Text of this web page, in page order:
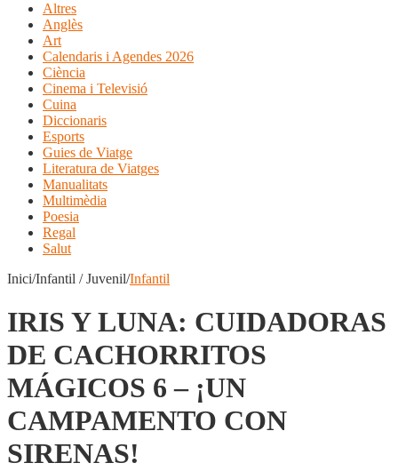
Altres
Anglès
Art
Calendaris i Agendes 2026
Ciència
Cinema i Televisió
Cuina
Diccionaris
Esports
Guies de Viatge
Literatura de Viatges
Manualitats
Multimèdia
Poesia
Regal
Salut
Inici/Infantil / Juvenil/Infantil
IRIS Y LUNA: CUIDADORAS
DE CACHORRITOS
MÁGICOS 6 – ¡UN
CAMPAMENTO CON
SIRENAS!